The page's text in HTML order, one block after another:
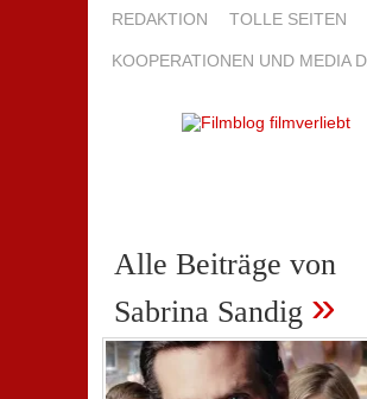
REDAKTION TOLLE SEITEN
KOOPERATIONEN UND MEDIA
Alle Beiträge von
Sabrina Sandig »